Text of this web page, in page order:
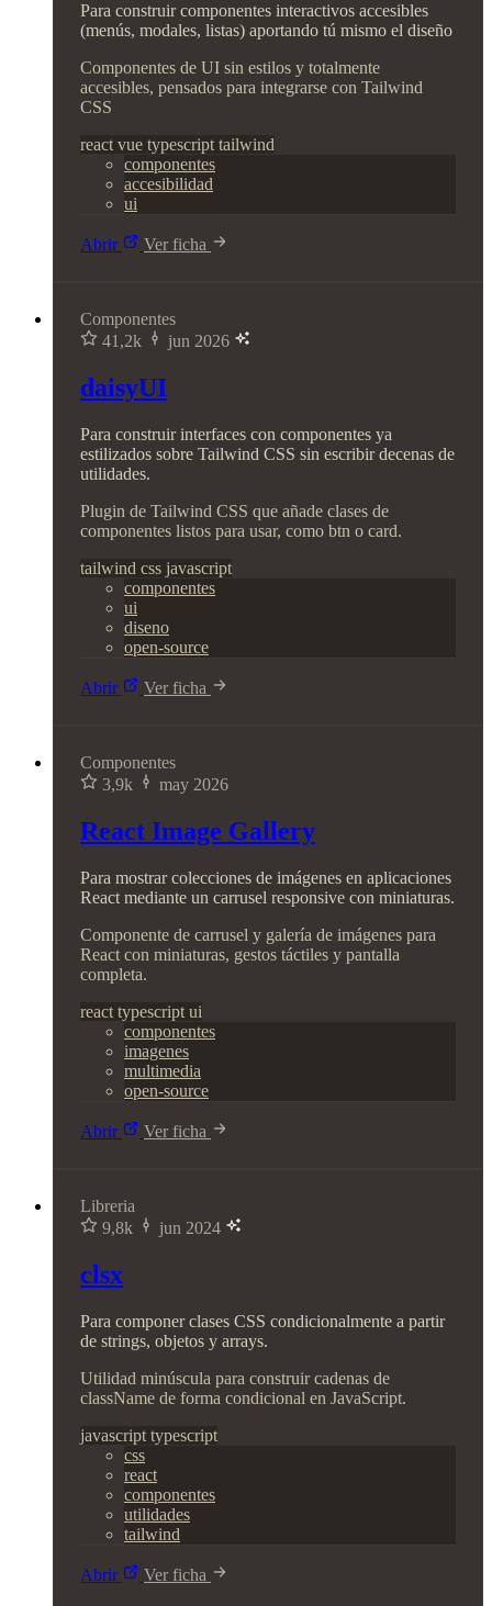
Para construir componentes interactivos accesibles
(menús, modales, listas) aportando tú mismo el diseño
Componentes de UI sin estilos y totalmente
accesibles, pensados para integrarse con Tailwind
CSS
reactvue typescripttailwind
componentes
accesibilidad
ui
Abrir Ver ficha
Componentes
41,2k
jun 2026
daisyUI
Para construir interfaces con componentes ya
estilizados sobre Tailwind CSS sin escribir decenas de
utilidades.
Plugin de Tailwind CSS que añade clases de
componentes listos para usar, como btn o card.
tailwind css javascript
componentes
ui
diseno
open-source
Abrir Ver ficha
Componentes
3,9k
may 2026
React Image Gallery
Para mostrar colecciones de imágenes en aplicaciones
React mediante un carrusel responsive con miniaturas.
Componente de carrusel y galería de imágenes para
React con miniaturas, gestos táctiles y pantalla
completa.
react typescript ui
componentes
imagenes
multimedia
open-source
Abrir Ver ficha
Libreria
9,8k
jun 2024
clsx
Para componer clases CSS condicionalmente a partir
de strings, objetos y arrays.
Utilidad minúscula para construir cadenas de
className de forma condicional en JavaScript.
javascript typescript
css
react
componentes
utilidades
tailwind
Abrir Ver ficha